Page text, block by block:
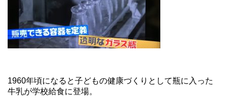
1960年頃になると子どもの健康づくりとして瓶に入った
牛乳が学校給食に登場。